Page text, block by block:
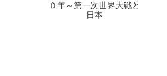
０年～第一次世界大戦と
日本